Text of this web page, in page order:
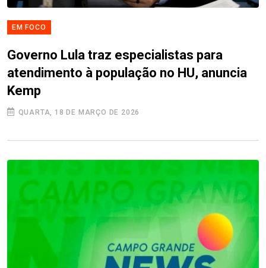
EM FOCO
Governo Lula traz especialistas para
atendimento à população no HU, anuncia
Kemp
QUARTA, 18 DE MARÇO DE 2026